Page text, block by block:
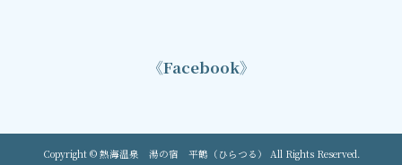
《Facebook》
Copyright © 熱海温泉 湯の宿 平鶴（ひらつる） All Rights Reserved.